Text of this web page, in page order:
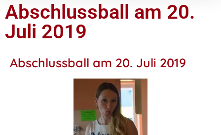
Abschlussball am 20.
Juli 2019
Abschlussball am 20. Juli 2019